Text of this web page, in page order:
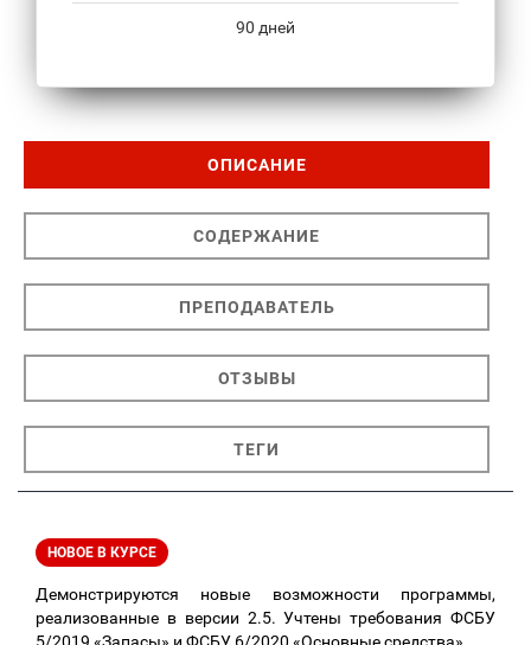
90 дней
ОПИСАНИЕ
СОДЕРЖАНИЕ
ПРЕПОДАВАТЕЛЬ
ОТЗЫВЫ
ТЕГИ
НОВОЕ В КУРСЕ
Демонстрируются новые возможности программы,
реализованные в версии 2.5. Учтены требования ФСБУ